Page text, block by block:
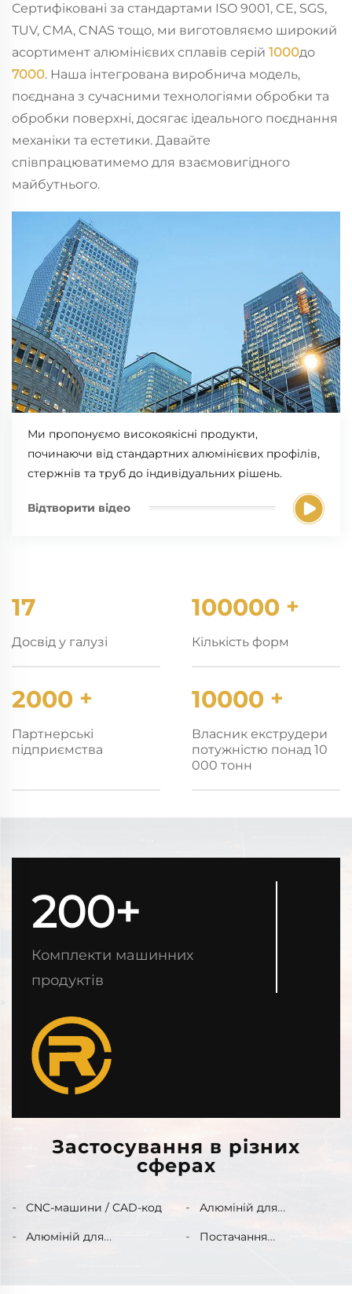
Сертифіковані за стандартами ISO 9001, CE, SGS,
TUV, CMA, CNAS тощо, ми виготовляємо широкий
асортимент алюмінієвих сплавів серій 1000до
7000. Наша інтегрована виробнича модель,
поєднана з сучасними технологіями обробки та
обробки поверхні, досягає ідеального поєднання
механіки та естетики. Давайте
співпрацюватимемо для взаємовигідного
майбутнього.
Ми пропонуємо високоякісні продукти,
починаючи від стандартних алюмінієвих профілів,
стержнів та труб до індивідуальних рішень.
Відтворити відео
17
Досвід у галузі
100000 +
Кількість форм
2000 +
Партнерські
підприємства
10000 +
Власник екструдери
потужністю понад 10
000 тонн
200+
Комплекти машинних
продуктів
Застосування в різних
сферах
CNC-машини / CAD-код
Алюміній для
Алюміній для
Постачання